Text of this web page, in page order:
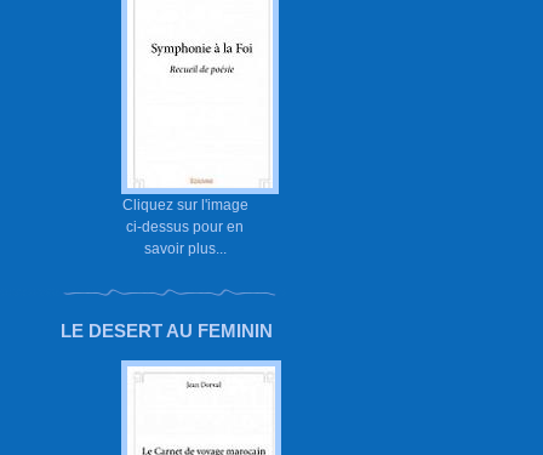
Cliquez sur l'image
ci-dessus pour en
savoir plus...
LE DESERT AU FEMININ